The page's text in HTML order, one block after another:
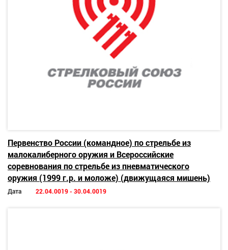
Первенство России (командное) по стрельбе из
малокалиберного оружия и Всероссийские
соревнования по стрельбе из пневматического
оружия (1999 г.р. и моложе) (движущаяся мишень)
Дата 22.04.0019 - 30.04.0019